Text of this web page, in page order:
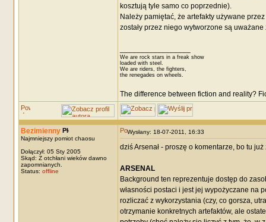
kosztują tyle samo co poprzednie).
Należy pamiętać, że artefakty używane
zostały przez niego wytworzone są uważane
We are rock stars in a freak show
loaded with steel.
We are riders, the fighters,
the renegades on wheels.
The difference between fiction and reality?
Bezimienny
Najmniejszy pomiot chaosu
Dołączył: 05 Sty 2005
Skąd: Z otchłani wieków dawno
zapomnianych.
Status: offline
Wysłany: 18-07-2011, 16:33
dziś Arsenał - proszę o komentarze, bo tu
ARSENAL
Background ten reprezentuje dostęp do
własności postaci i jest jej wypożyczane na
rozliczać z wykorzystania (czy, co gorsza,
otrzymanie konkretnych artefaktów, ale